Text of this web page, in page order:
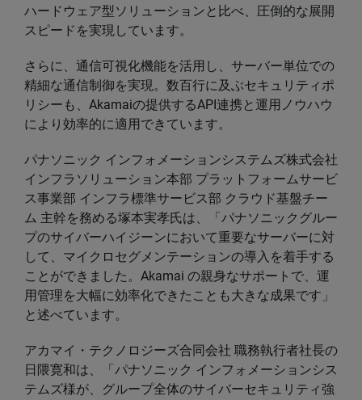
ハードウェア型ソリューションと比べ、圧倒的な展開
スピードを実現しています。
さらに、通信可視化機能を活用し、サーバー単位での
精細な通信制御を実現。数百行に及ぶセキュリティポ
リシーも、Akamaiの提供するAPI連携と運用ノウハウ
により効率的に適用できています。
パナソニック インフォメーションシステムズ株式会社
インフラソリューション本部 プラットフォームサービ
ス事業部 インフラ標準サービス部 クラウド基盤チー
ム 主幹を務める塚本実孝氏は、「パナソニックグルー
プのサイバーハイジーンにおいて重要なサーバーに対
して、マイクロセグメンテーションの導入を着手する
ことができました。Akamai の親身なサポートで、運
用管理を大幅に効率化できたことも大きな成果です」
と述べています。
アカマイ・テクノロジーズ合同会社 職務執行者社長の
日隈寛和は、「パナソニック インフォメーションシス
テムズ様が、グループ全体のサイバーセキュリティ強